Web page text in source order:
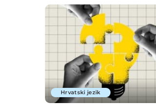
Hrvatski jezik